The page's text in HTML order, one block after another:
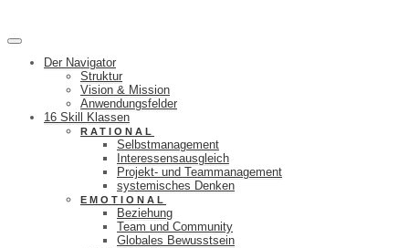
Der Navigator
Struktur
Vision & Mission
Anwendungsfelder
16 Skill Klassen
RATIONAL
Selbstmanagement
Interessensausgleich
Projekt- und Teammanagement
systemisches Denken
EMOTIONAL
Beziehung
Team und Community
Globales Bewusstsein